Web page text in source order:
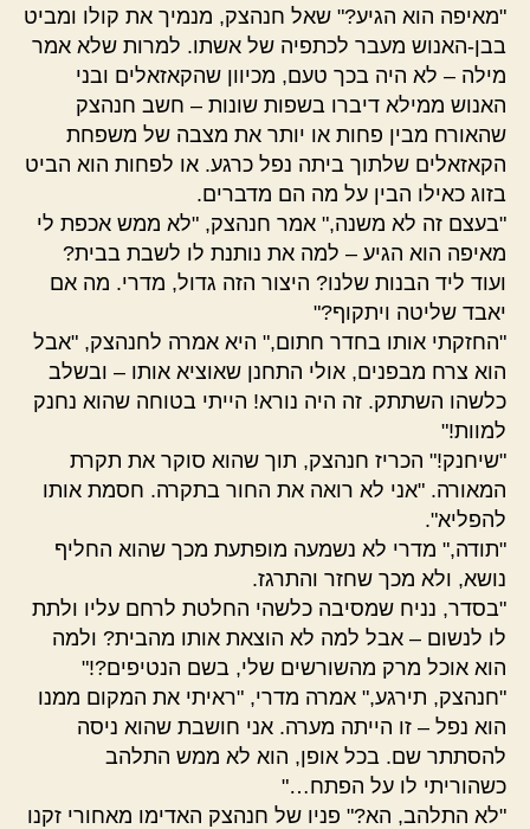
"מאיפה הוא הגיע?" שאל חנהצק, מנמיך את קולו ומביט
בבן-האנוש מעבר לכתפיה של אשתו. למרות שלא אמר
מילה – לא היה בכך טעם, מכיוון שהקאזאלים ובני
האנוש ממילא דיברו בשפות שונות – חשב חנהצק
שהאורח מבין פחות או יותר את מצבה של משפחת
הקאזאלים שלתוך ביתה נפל כרגע. או לפחות הוא הביט
בזוג כאילו הבין על מה הם מדברים.
"בעצם זה לא משנה," אמר חנהצק, "לא ממש אכפת לי
מאיפה הוא הגיע – למה את נותנת לו לשבת בבית?
ועוד ליד הבנות שלנו? היצור הזה גדול, מדרי. מה אם
יאבד שליטה ויתקוף?"
"החזקתי אותו בחדר חתום," היא אמרה לחנהצק, "אבל
הוא צרח מבפנים, אולי התחנן שאוציא אותו – ובשלב
כלשהו השתתק. זה היה נורא! הייתי בטוחה שהוא נחנק
למוות!"
"שיחנק!" הכריז חנהצק, תוך שהוא סוקר את תקרת
המאורה. "אני לא רואה את החור בתקרה. חסמת אותו
להפליא".
"תודה," מדרי לא נשמעה מופתעת מכך שהוא החליף
נושא, ולא מכך שחזר והתרגז.
"בסדר, נניח שמסיבה כלשהי החלטת לרחם עליו ולתת
לו לנשום – אבל למה לא הוצאת אותו מהבית? ולמה
הוא אוכל מרק מהשורשים שלי, בשם הנטיפים?!"
"חנהצק, תירגע," אמרה מדרי, "ראיתי את המקום ממנו
הוא נפל – זו הייתה מערה. אני חושבת שהוא ניסה
להסתתר שם. בכל אופן, הוא לא ממש התלהב
כשהוריתי לו על הפתח…"
"לא התלהב, הא?" פניו של חנהצק האדימו מאחורי זקנו